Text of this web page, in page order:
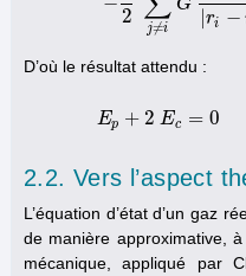
2
j≠i
G
ri −
12 ∑j≠ G mi
D’où le résultat attendu :
Ep + 2 Ec = 0
E p+ 2 E
2.2. Vers l’aspect
L’équation d’état d’un gaz
de manière approximative,
mécanique, appliqué par